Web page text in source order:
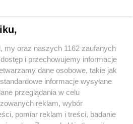
PRYWATNOŚCI HOSTING
my oraz naszych 1162 zaufanych
i przechowujemy informacje
dane osobowe, takie jak
informacje wysyłane
przeglądania w celu
reklam, wybór
pomiar reklam i treści, badanie